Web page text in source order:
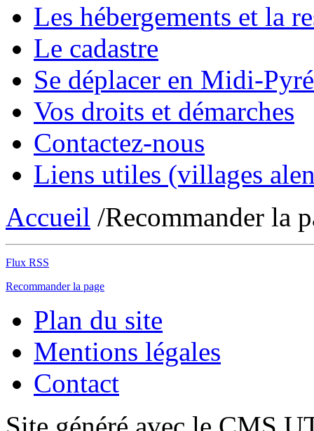
Les hébergements et la
Le cadastre
Se déplacer en Midi-
Vos droits et démarches
Contactez-nous
Liens utiles (villages
Accueil /Recommander la
Flux RSS
Recommander la page
Plan du site
Mentions légales
Contact